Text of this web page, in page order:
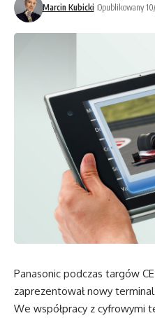
Marcin Kubicki Opublikowany
Panasonic podczas targów
zaprezentował nowy
We współpracy z cyfrowymi